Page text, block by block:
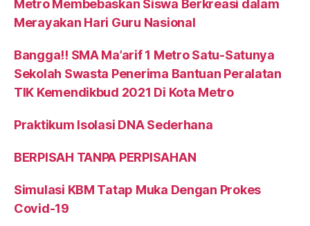
Metro Membebaskan Siswa Berkreasi dalam
Merayakan Hari Guru Nasional
Bangga!! SMA Ma’arif 1 Metro Satu-Satunya
Sekolah Swasta Penerima Bantuan Peralatan
TIK Kemendikbud 2021 Di Kota Metro
Praktikum Isolasi DNA Sederhana
BERPISAH TANPA PERPISAHAN
Simulasi KBM Tatap Muka Dengan Prokes
Covid-19